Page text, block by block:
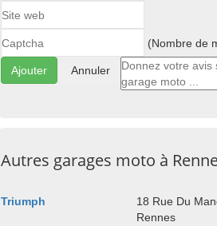
(Nombre de
Annuler
Autres garages moto à
Triumph
18 Rue Du
Rennes